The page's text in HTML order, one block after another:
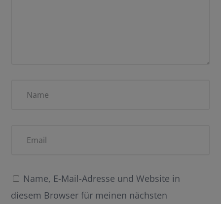
Name, E-Mail-Adresse und Website in
diesem Browser für meinen nächsten